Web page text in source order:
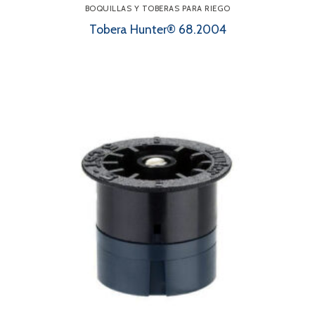
BOQUILLAS Y TOBERAS PARA RIEGO
Tobera Hunter® 68.2004